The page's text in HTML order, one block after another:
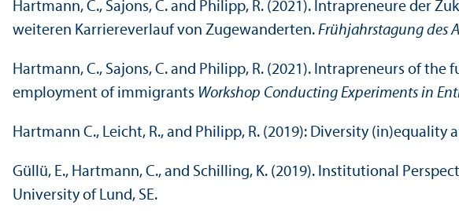
Hartmann, C., Sajons, C. and Philipp, R. (2021). Intrapreneure der
weiteren Karriereverlauf von Zugewanderten. Frühjahrstagung des
Hartmann, C., Sajons, C. and Philipp, R. (2021). Intrapreneurs of
employment of immigrants Workshop Conducting Experiments in
Hartmann C., Leicht, R., and Philipp, R. (2019): Diversity
Güllü, E., Hartmann, C., and Schilling, K. (2019). Institutional
University of Lund, SE.